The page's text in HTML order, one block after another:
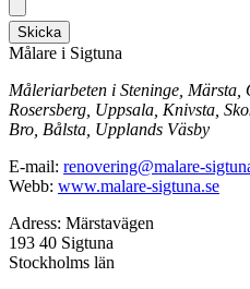
Skicka
Målare i Sigtuna
Måleriarbeten i Steninge, Märsta,
Rosersberg, Uppsala, Knivsta,
Bro, Bålsta, Upplands Väsby
E-mail: renovering@malare-
Webb: www.malare-sigtuna.se
Adress: Märstavägen
193 40 Sigtuna
Stockholms län